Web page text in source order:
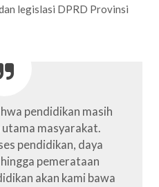
legislasi DPRD Provinsi
pendidikan masih
masyarakat.
pendidikan, daya
pemerataan
akan kami bawa